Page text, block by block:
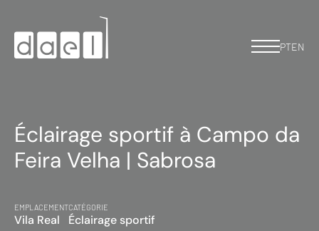
PTEN
Éclairage sportif à Campo da
Feira Velha | Sabrosa
EMPLACEMENT
Vila Real
CATÉGORIE
Éclairage sportif